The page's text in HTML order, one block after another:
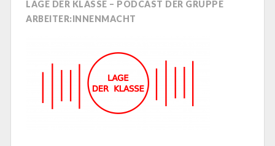
LAGE DER KLASSE – PODCAST DER GRUPPE
ARBEITER:INNENMACHT